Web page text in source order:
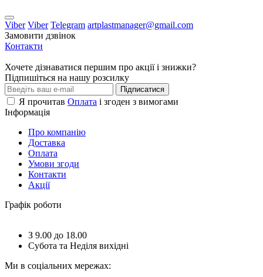
Viber Viber Telegram artplastmanager@gmail.com
Замовити дзвінок
Контакти
Хочете дізнаватися першим про акції і знижки?
Підпишіться на нашу розсилку
Підписатися
Я прочитав Оплата і згоден з вимогами
Інформація
Про компанію
Доставка
Оплата
Умови згоди
Контакти
Акції
Графік роботи
З 9.00 до 18.00
Субота та Неділя вихідні
Ми в соціальних мережах: